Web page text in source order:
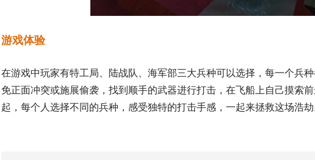
游戏体验
在游戏中玩家有特工局、陆战队、海军部三大兵种可以选择，每一个兵种
免正面冲突或施展偷袭， 找到顺手的武器进行打击，在飞船上自己摸索
起，每个人选择不同的兵种，感受独特的打击手感，一起来拯救这场浩劫